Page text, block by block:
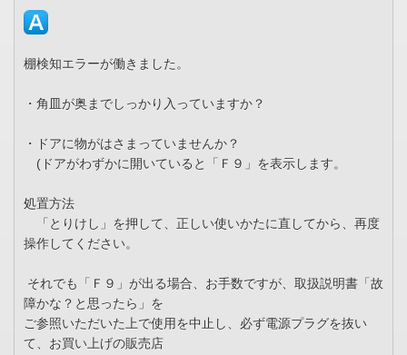
棚検知エラーが働きました。
・角皿が奥までしっかり入っていますか？
・ドアに物がはさまっていませんか？
(ドアがわずかに開いていると「Ｆ９」を表示します。
処置方法
「とりけし」を押して、正しい使いかたに直してから、再度
操作してください。
それでも「Ｆ９」が出る場合、お手数ですが、取扱説明書「故
障かな？と思ったら」を
ご参照いただいた上で使用を中止し、必ず電源プラグを抜い
て、お買い上げの販売店